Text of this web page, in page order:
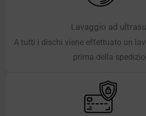
Lavaggio ad
A tutti i dischi viene effettuato un
prima della